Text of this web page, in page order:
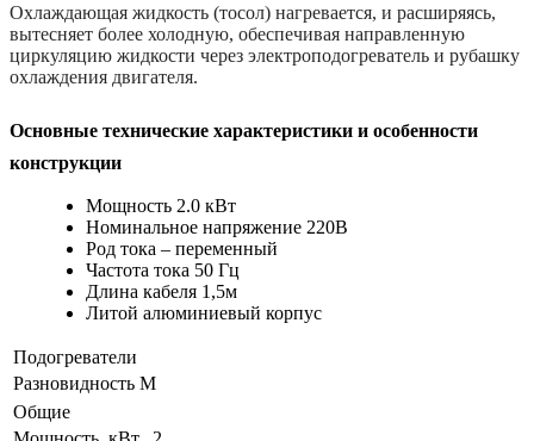
Охлаждающая жидкость (тосол) нагревается, и расширяясь,
вытесняет более холодную, обеспечивая направленную
циркуляцию жидкости через электроподогреватель и рубашку
охлаждения двигателя.
Основные технические характеристики и особенности
конструкции
Мощность 2.0 кВт
Номинальное напряжение 220В
Род тока – переменный
Частота тока 50 Гц
Длина кабеля 1,5м
Литой алюминиевый корпус
Подогреватели
Разновидность М
Общие